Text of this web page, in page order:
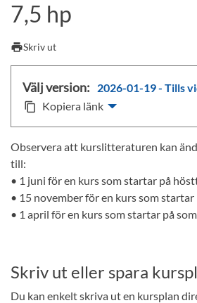
Lediga jobb
7,5 hp
printSkriv ut
Välj version: 2026-01-19 - Tills
content_copy Kopiera länk
Observera att kurslitteraturen kan
till:
• 1 juni för en kurs som startar på
• 15 november för en kurs som
• 1 april för en kurs som startar på
Skriv ut eller spara
Du kan enkelt skriva ut en kursplan